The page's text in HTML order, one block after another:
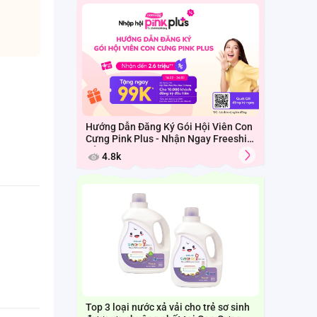
Hướng Dẫn Đăng Ký Gói Hội Viên Con
Cưng Pink Plus - Nhận Ngay Freeship
Cả Tháng
4.8k
Top 3 loại nước xả vải cho trẻ sơ sinh